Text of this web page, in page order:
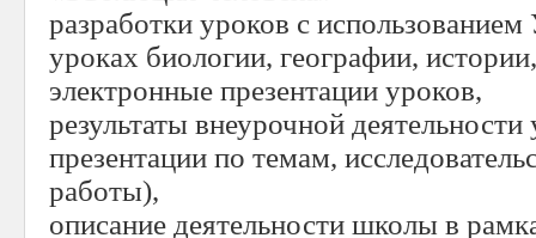
разработки уроков с
уроках биологии, географии,
электронные презентации уроков,
результаты внеурочной
презентации по темам,
работы),
описание деятельности школы в